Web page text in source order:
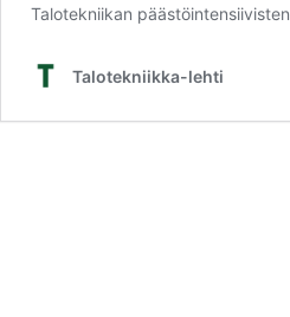
Talotekniikan
Talotekniikka-lehti